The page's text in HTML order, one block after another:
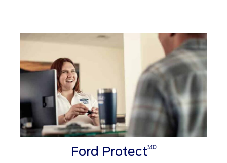
Ford Protectᴹᴰ